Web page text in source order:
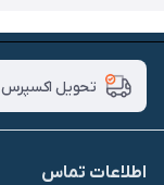
تحویل اکسپرس
اطلاعات تماس